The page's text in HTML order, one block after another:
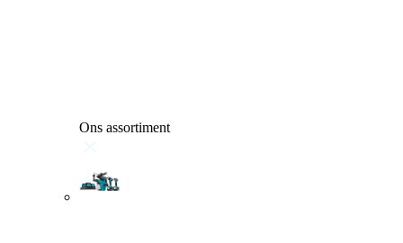
Ons assortiment